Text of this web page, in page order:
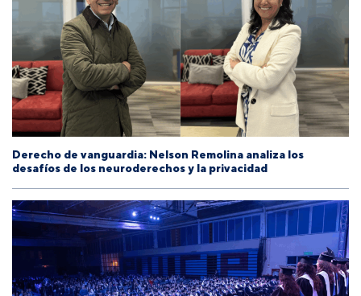
Derecho de vanguardia: Nelson Remolina analiza los
desafíos de los neuroderechos y la privacidad